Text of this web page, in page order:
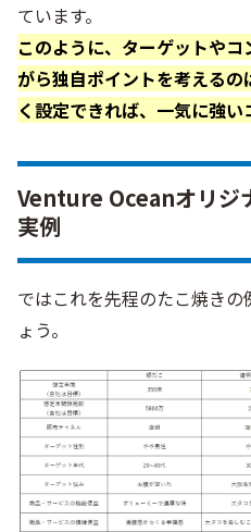
ています。
このように、ターゲットや
がら独自ポイントを考える
く設定できれば、一気に強い
Venture Oceanオリジ
実例
ではこれを先程のたこ焼き
ょう。